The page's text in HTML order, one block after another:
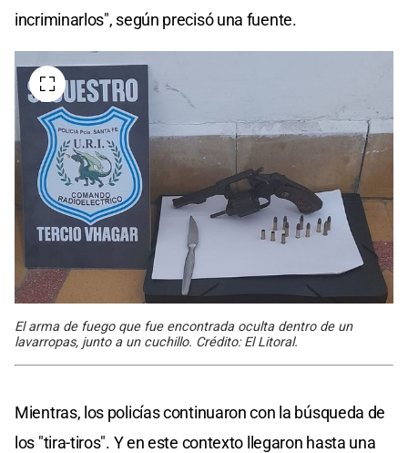
incriminarlos", según precisó una fuente.
El arma de fuego que fue encontrada oculta dentro de un
lavarropas, junto a un cuchillo. Crédito: El Litoral.
Mientras, los policías continuaron con la búsqueda de
los "tira-tiros". Y en este contexto llegaron hasta una